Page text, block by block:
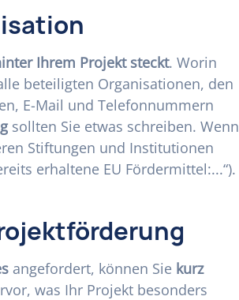
Ihrem Projekt steckt. Worin
beteiligten Organisationen, den
E-Mail und Telefonnummern
sollten Sie etwas schreiben. Wenn
Stiftungen und Institutionen
erhaltene EU Fördermittel:...“).
angefordert, können Sie kurz
was Ihr Projekt besonders